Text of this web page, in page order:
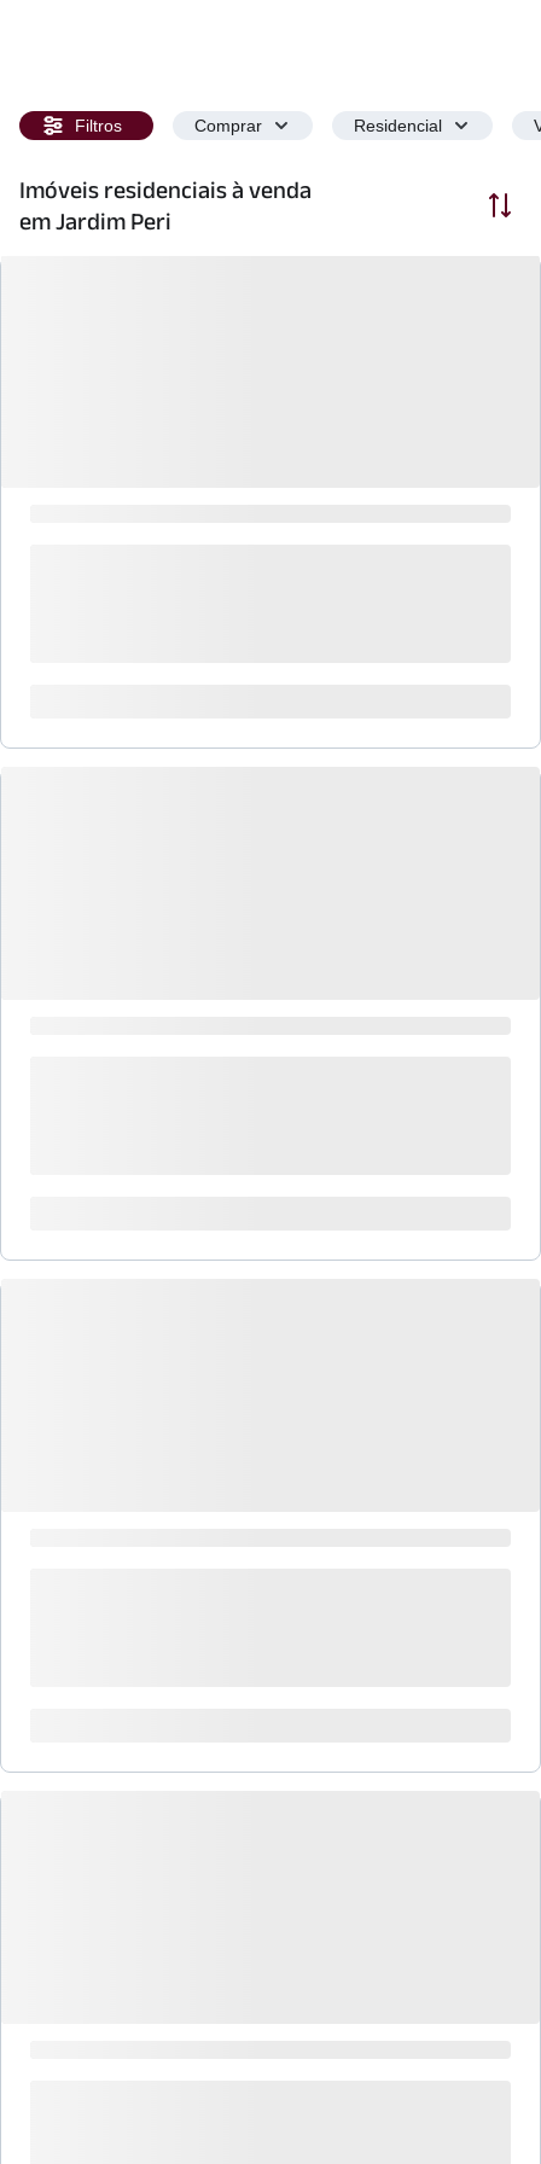
Filtros Comprar Residencial
Imóveis residenciais à venda
em Jardim Peri
Ordenar